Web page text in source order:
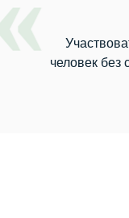
человек без